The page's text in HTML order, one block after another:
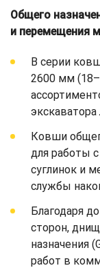
Общего
и перемещения
В серии
2600 мм
Ковши
для работы
суглинок и
службы
Благодаря
сторон,
назначения
работ в